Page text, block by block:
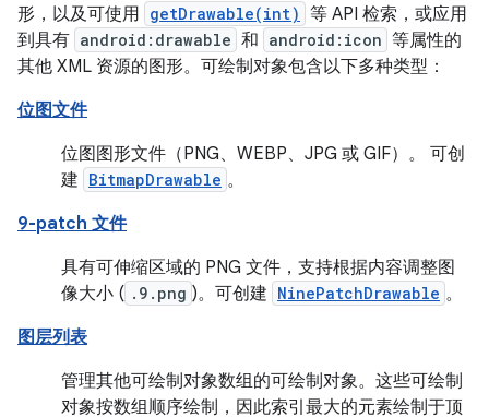
形，以及可使用 getDrawable(int) 等 API 检索，或应用
到具有 android:drawable 和 android:icon 等属性的
其他 XML 资源的图形。可绘制对象包含以下多种类型：
位图文件
位图图形文件（PNG、WEBP、JPG 或 GIF）。 可创
建 BitmapDrawable 。
9-patch 文件
具有可伸缩区域的 PNG 文件，支持根据内容调整图
像大小 ( .9.png )。可创建 NinePatchDrawable 。
图层列表
管理其他可绘制对象数组的可绘制对象。这些可绘制
对象按数组顺序绘制，因此索引最大的元素绘制于顶